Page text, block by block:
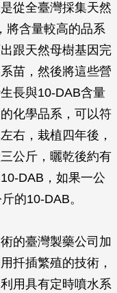
從全臺灣採集天然
將含量較高的品系
跟天然母樹基因完
苗，然後將這些營
長與10-DAB含量
化學品系，可以符
右，栽植四年後，
公斤，曬乾後約有
DAB，如果一公
的10-DAB。
的臺灣製藥公司加
扦插繁殖的技術，
用具有定時噴水系